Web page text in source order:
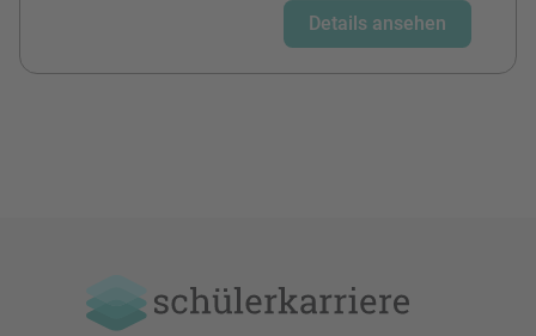
Details ansehen